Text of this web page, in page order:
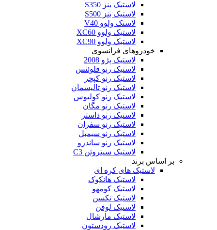
لاستیک بنز S350
لاستیک بنز S500
لاستک ولوو V40
لاستیک ولوو XC60
لاستیک ولوو XC90
خودروهای فرانسوی
لاستیک پژو 2008
لاستیک رنو فلوئنس
لاستیک رنو کپچر
لاستیک رنو تالیسمان
لاستیک رنو کولیوس
لاستیک رنو مگان
لاستیک رنو داستر
لاستیک رنو سفران
لاستیک رنو سیمبل
لاستیک رنو ساندرو
لاستیک سیتروئن C3
بر اساس برند
لاستیک های کره ای
لاستیک هانکوک
لاستیک کومهو
لاستیک نکسن
لاستیک لوفن
لاستیک مارشال
لاستیک رودستون